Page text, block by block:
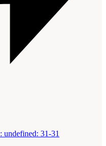
31-31